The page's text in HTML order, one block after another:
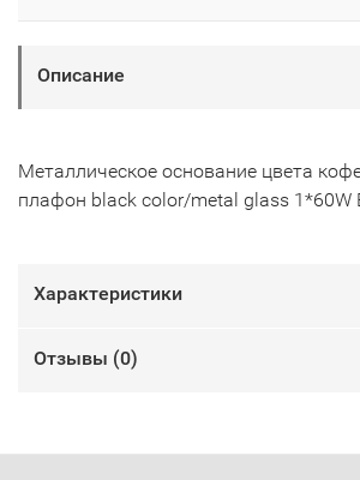
Описание
Металлическое основание цвета
плафон black color/metal glass 1*60W
Характеристики
Отзывы (0)